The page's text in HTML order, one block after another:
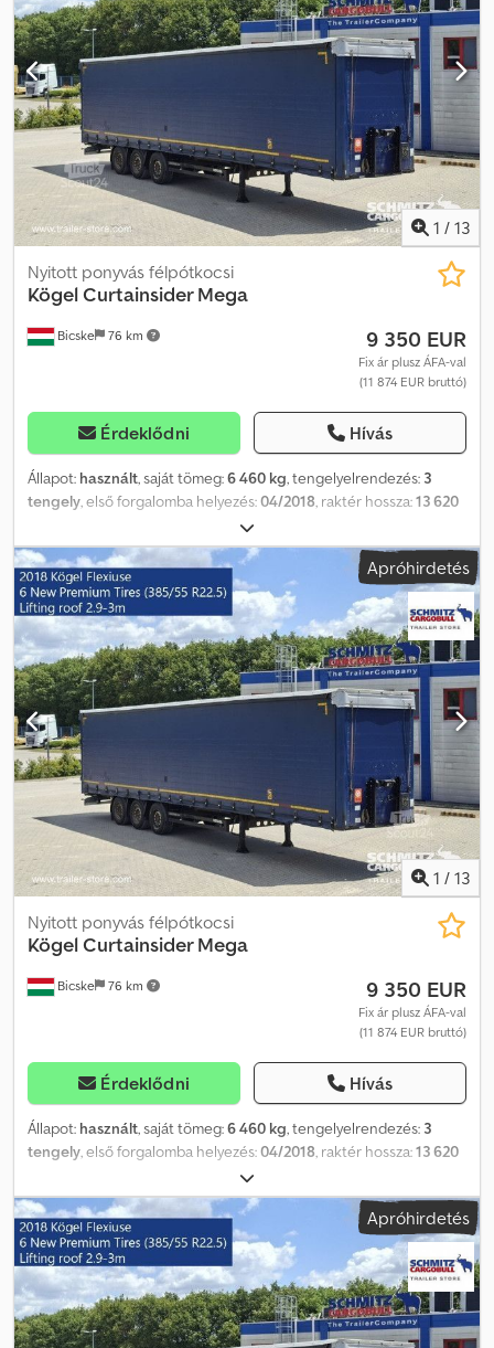
1 / 13
Bicske 76 km
Nyitott ponyvás félpótkocsi
KögelCurtainsider Mega
9 350 EUR
Fix ár plusz ÁFA-val
(11 874 EUR bruttó)
Érdeklődni Hívás
Állapot: használt, saját tömeg:6 460 kg, tengelyelrendezés: 3
tengely , első forgalomba helyezés:04/2018 , raktér hossza:13 620
2 480 mm
rakodótér térfogata:101 m³, abroncs méret:385/55 R22,5,
Gyártási év:2018, Felszereltség: ABS
, Saját tömeg: 6460 kg, DIN EN
12642 (XL kód) tanúsítvány, Raktér (Ho Sz Ma): 13 620 mm x 2 480
mm x 3 000 mm, Gumi méret: 385/55 R22.5, Raktér térfogata: 101 m³,
1. tengely: , 2. tengely: , 3. tengely: , önszintező felfüggesztés,
elektronikus fékrendszer (EBS), tolótető, 1x15 és 2x7 tűs
csatlakozó, antispray, emelhető tető (kézi): 2,9 m - 3,0 m,
ponyvarendszer. A weboldalunkon megtalálja az összes elérhető
jármű áttekintését. Finanszírozásra van szüksége? Egyedi
finanszírozási megoldásokat, teljes körű szervizszerződéseket és
telematikai szolgáltatásokat kínálunk. Személyesen is szívesen
adunk tanácsot. Cedpfx Aozn D Dgeaherf
Apróhirdetés
1 / 13
Bicske 76 km
Nyitott ponyvás félpótkocsi
KögelCurtainsider Mega
9 350 EUR
Fix ár plusz ÁFA-val
(11 874 EUR bruttó)
Érdeklődni Hívás
Állapot: használt, saját tömeg:6 460 kg, tengelyelrendezés: 3
tengely, első forgalomba helyezés:04/2018, raktér hossza:13 620
2 480 mm
rakodótér térfogata:101 m³, abroncs méret:385/55 R22,5,
Gyártási év:2018, Felszereltség: ABS
, Saját tömeg: 6460 kg, DIN EN
12642 (XL kód) tanúsítvány, Raktér (Ho Sz Ma): 13 620 mm x 2 480
mm x 3 000 mm, Gumi méret: 385/55 R22.5, Raktér térfogata: 101 m³,
1. tengely: , 2. tengely: , 3. tengely: , önszintező felfüggesztés,
elektronikus fékrendszer (EBS), tolótető, 1x15 és 2x7 tűs
csatlakozó, antispray, emelhető tető (kézi): 2,9 m - 3,0 m,
Apróhirdetés